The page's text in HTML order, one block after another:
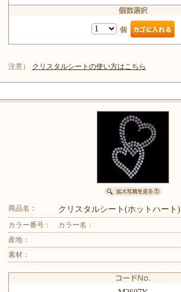
個
注意） クリスタルシートの使い方はこちら
商品名： クリスタルシート(ホットハート)
カラー番号：
カラー名：
産地：
素材：